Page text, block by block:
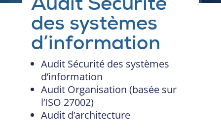
des systèmes
d’information
Audit Sécurité des systèmes
d’information
Audit Organisation (basée sur
l’ISO 27002)
Audit d’architecture